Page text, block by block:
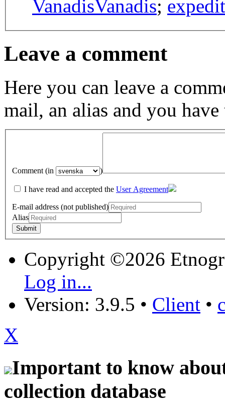
VanadisVanadis;
Leave a comment
Here you can leave a
mail, an alias and you have
Comment (in )
I have read and accepted the User Agreement
E-mail address (not published)
Alias
Copyright ©2026
Log in...
Version: 3.9.5 • Client •
X
Important to know
collection database